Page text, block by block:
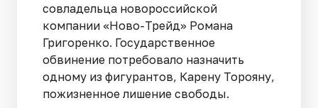
совладельца новороссийской
компании «Ново-Трейд» Романа
Григоренко. Государственное
обвинение потребовало назначить
одному из фигурантов, Карену Торояну,
пожизненное лишение свободы.